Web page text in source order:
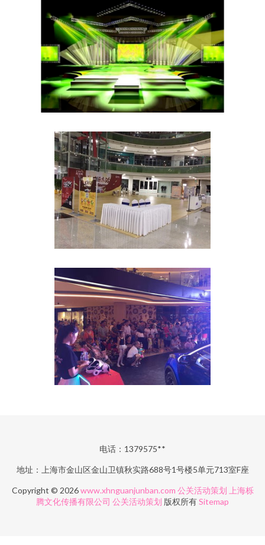
电话：1379575**
地址：上海市金山区金山卫镇秋实路688号1号楼5单元713室F座
Copyright © 2026www.xhnguanjunban.com 公关活动策划 上海栎
腾文化传播有限公司 公关活动策划 版权所有Sitemap